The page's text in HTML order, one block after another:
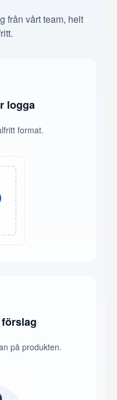
från vårt team, helt
logga
format.
på produkten.